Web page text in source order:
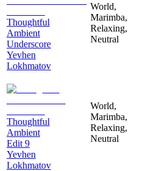
Thoughtful
Ambient
Underscore
Yevhen
Lokhmatov
World,
Marimba,
Relaxing,
Neutral
Thoughtful
Ambient
Edit 9
Yevhen
Lokhmatov
World,
Marimba,
Relaxing,
Neutral